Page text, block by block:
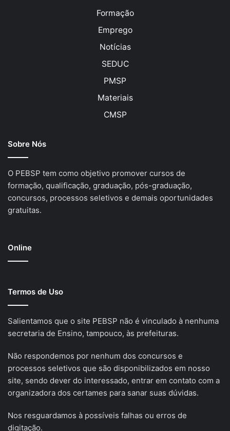
Formação
Emprego
Notícias
SEDUC
PMSP
Materiais
CMSP
Sobre Nós
O PEBSP tem como objetivo promover cursos de
formação, qualificação, graduação, pós-graduação,
concursos, processos seletivos e demais oportunidades
gratuitas.
Online
Termos de Uso
Salientamos que o site PEBSP não é vinculado à nenhuma
secretaria de Ensino, tampouco, às prefeituras.
Não respondemos por nenhum dos concursos e
processos seletivos que são disponibilizados em nosso
site, sendo dever do interessado, entrar em contato com a
organizadora dos certames para sanar suas dúvidas.
Nos resguardamos à possíveis falhas ou erros de
digitação.